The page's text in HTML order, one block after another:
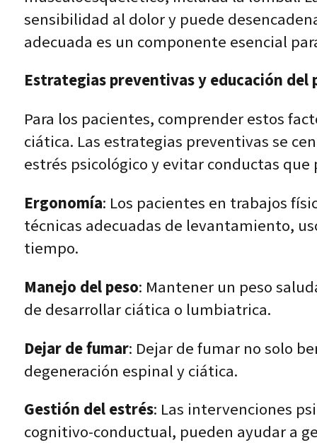
sensibilidad al dolor y puede
adecuada es un componente esencial
Estrategias preventivas y educación del
Para los pacientes, comprender estos
ciática. Las estrategias preventivas se
estrés psicológico y evitar conductas
Ergonomía: Los pacientes en trabajos
técnicas adecuadas de levantamiento,
tiempo.
Manejo del peso: Mantener un peso
de desarrollar ciática o lumbiatrica.
Dejar de fumar: Dejar de fumar no solo
degeneración espinal y ciática.
Gestión del estrés: Las intervenciones
cognitivo-conductual, pueden ayudar a